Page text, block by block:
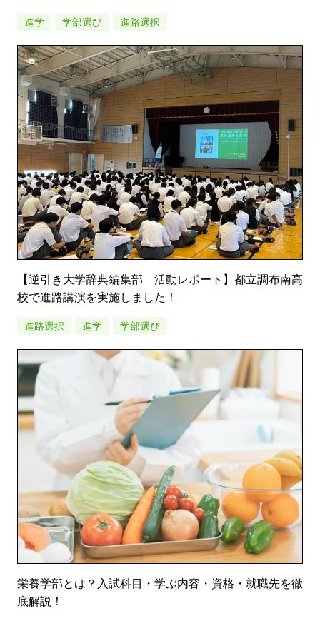
進学 学部選び 進路選択
【逆引き大学辞典編集部 活動レポート】都立調布南高
校で進路講演を実施しました！
進路選択 進学 学部選び
栄養学部とは？入試科目・学ぶ内容・資格・就職先を徹
底解説！